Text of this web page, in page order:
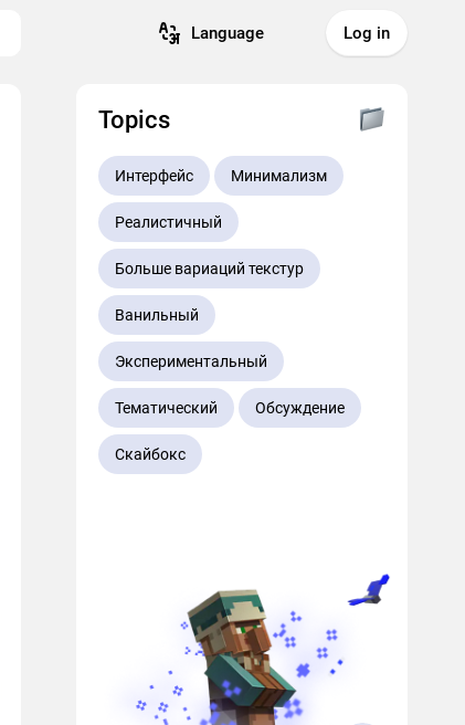
Language Log in
Topics
Интерфейс Минимализм
Реалистичный
Больше вариаций текстур
Ванильный
Экспериментальный
Тематический Обсуждение
Скайбокс